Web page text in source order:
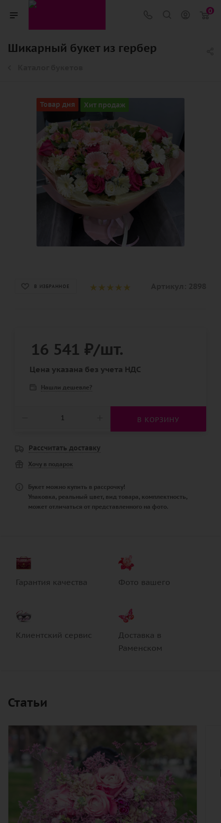
0
Шикарный букет из гербер
Товар дня Хит продаж
В ИЗБРАННОЕ
16 541 ₽/шт.
Цена указана без учета НДС
Нашли дешевле?
В КОРЗИНУ
Рассчитать доставку
Хочу в подарок
Букет можно купить в рассрочку!
Упаковка, реальный цвет, вид товара, комплектность,
может отличаться от представленного на фото.
Гарантия качества Фото вашего
Клиентский сервис
Доставка в
Раменском
Статьи